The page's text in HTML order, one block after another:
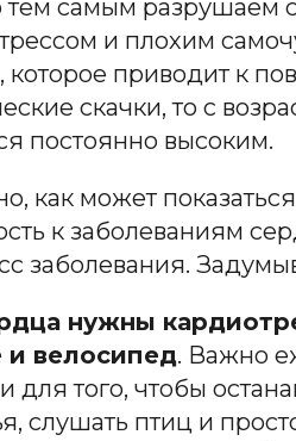
тем самым разрушаем
и плохим
которое приводит к
скачки, то с
постоянно высоким.
как может
к заболеваниям
заболевания.
нужны
и велосипед. Важно
того, чтобы
слушать птиц и